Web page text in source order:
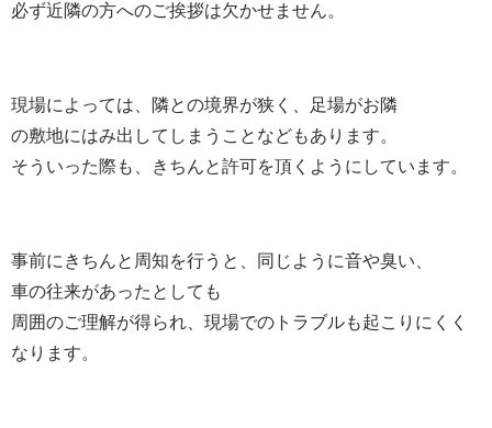
必ず近隣の方へのご挨拶は欠かせません。
現場によっては、隣との境界が狭く、足場がお隣
の敷地にはみ出してしまうことなどもあります。
そういった際も、きちんと許可を頂くようにしています。
事前にきちんと周知を行うと、同じように音や臭い、
車の往来があったとしても
周囲のご理解が得られ、現場でのトラブルも起こりにくく
なります。